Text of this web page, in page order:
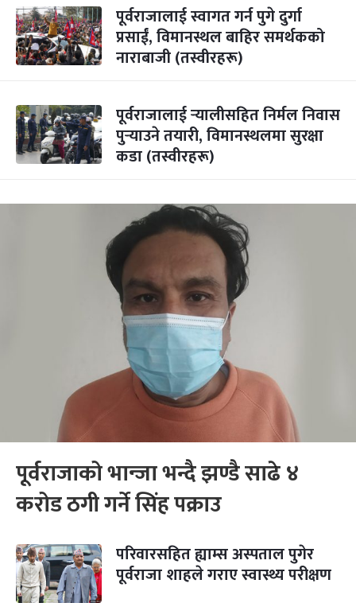
पूर्वराजालाई स्वागत गर्न पुगे दुर्गा
प्रसाईं, विमानस्थल बाहिर समर्थकको
नाराबाजी (तस्वीरहरू)
पूर्वराजालाई र्‍यालीसहित निर्मल निवास
पुर्‍याउने तयारी, विमानस्थलमा सुरक्षा
कडा (तस्वीरहरू)
पूर्वराजाको भान्जा भन्दै झण्डै साढे ४
करोड ठगी गर्ने सिंह पक्राउ
परिवारसहित ह्याम्स अस्पताल पुगेर
पूर्वराजा शाहले गराए स्वास्थ्य परीक्षण